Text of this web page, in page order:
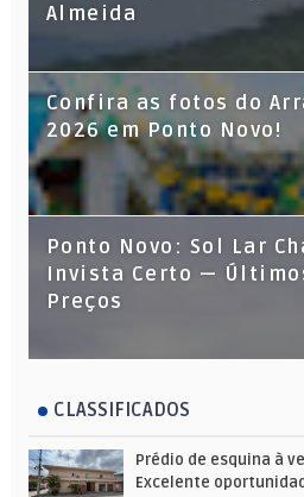
Almeida
Confira as fotos do
2026 em Ponto Novo!
Ponto Novo: Sol Lar
Invista Certo —
Preços
CLASSIFICADOS
Prédio de esquina à
Excelente